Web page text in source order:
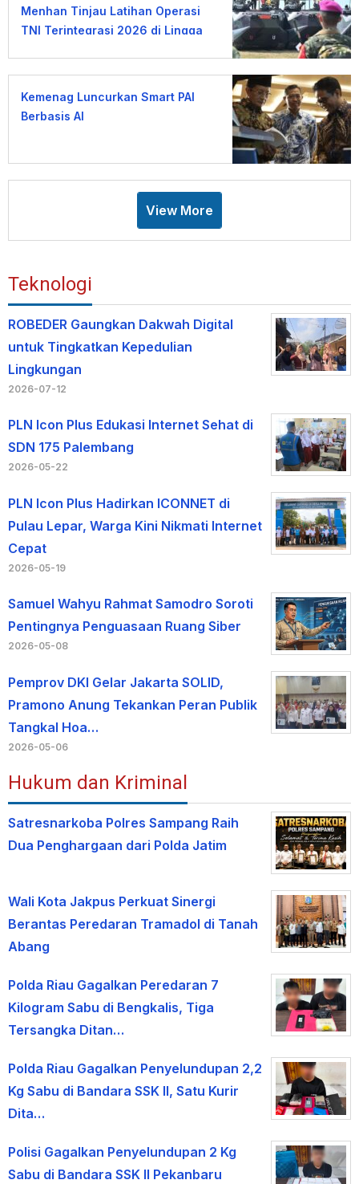
Menhan Tinjau Latihan Operasi
TNI Terintegrasi 2026 di Lingga
Kemenag Luncurkan Smart PAI
Berbasis AI
View More
Teknologi
ROBEDER Gaungkan Dakwah Digital
untuk Tingkatkan Kepedulian
Lingkungan
2026-07-12
PLN Icon Plus Edukasi Internet Sehat di
SDN 175 Palembang
2026-05-22
PLN Icon Plus Hadirkan ICONNET di
Pulau Lepar, Warga Kini Nikmati Internet
Cepat
2026-05-19
Samuel Wahyu Rahmat Samodro Soroti
Pentingnya Penguasaan Ruang Siber
2026-05-08
Pemprov DKI Gelar Jakarta SOLID,
Pramono Anung Tekankan Peran Publik
Tangkal Hoa…
2026-05-06
Hukum dan Kriminal
Satresnarkoba Polres Sampang Raih
Dua Penghargaan dari Polda Jatim
Wali Kota Jakpus Perkuat Sinergi
Berantas Peredaran Tramadol di Tanah
Abang
Polda Riau Gagalkan Peredaran 7
Kilogram Sabu di Bengkalis, Tiga
Tersangka Ditan…
Polda Riau Gagalkan Penyelundupan 2,2
Kg Sabu di Bandara SSK II, Satu Kurir
Dita…
Polisi Gagalkan Penyelundupan 2 Kg
Sabu di Bandara SSK II Pekanbaru